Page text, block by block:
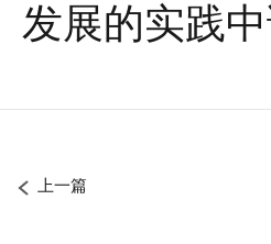
发展的实践
上一篇